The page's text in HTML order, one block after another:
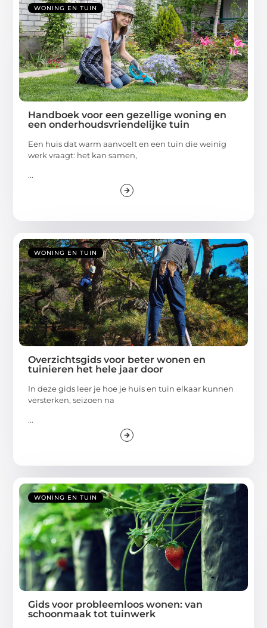
WONING EN TUIN
Handboek voor een gezellige woning en
een onderhoudsvriendelijke tuin
Een huis dat warm aanvoelt en een tuin die weinig
werk vraagt: het kan samen,
...
WONING EN TUIN
Overzichtsgids voor beter wonen en
tuinieren het hele jaar door
In deze gids leer je hoe je huis en tuin elkaar kunnen
versterken, seizoen na
...
WONING EN TUIN
Gids voor probleemloos wonen: van
schoonmaak tot tuinwerk